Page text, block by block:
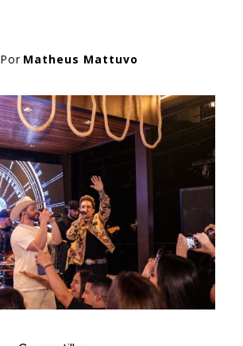
Por Matheus Mattuvo